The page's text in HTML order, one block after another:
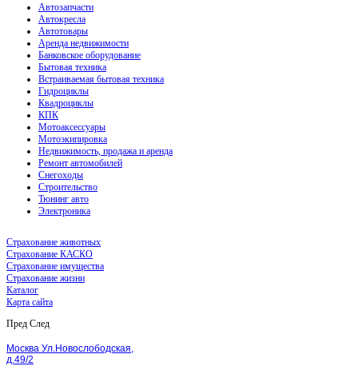
Автозапчасти
Автокресла
Автотовары
Аренда недвижимости
Банковское оборудование
Бытовая техника
Встраиваемая бытовая техника
Гидроциклы
Квадроциклы
КПК
Мотоаксессуары
Мотоэкипировка
Недвижимость, продажа и аренда
Ремонт автомобилей
Снегоходы
Строительство
Тюнинг авто
Электроника
Страхование животных
Страхование КАСКО
Страхование имущества
Страхование жизни
Каталог
Карта сайта
Пред След
Москва Ул.Новослободская,
д.49/2